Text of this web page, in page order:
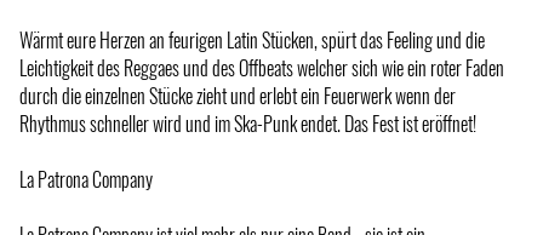
Wärmt eure Herzen an feurigen Latin Stücken, spürt das Feeling und die
Leichtigkeit des Reggaes und des Offbeats welcher sich wie ein roter Faden
durch die einzelnen Stücke zieht und erlebt ein Feuerwerk wenn der
Rhythmus schneller wird und im Ska-Punk endet. Das Fest ist eröffnet!
La Patrona Company